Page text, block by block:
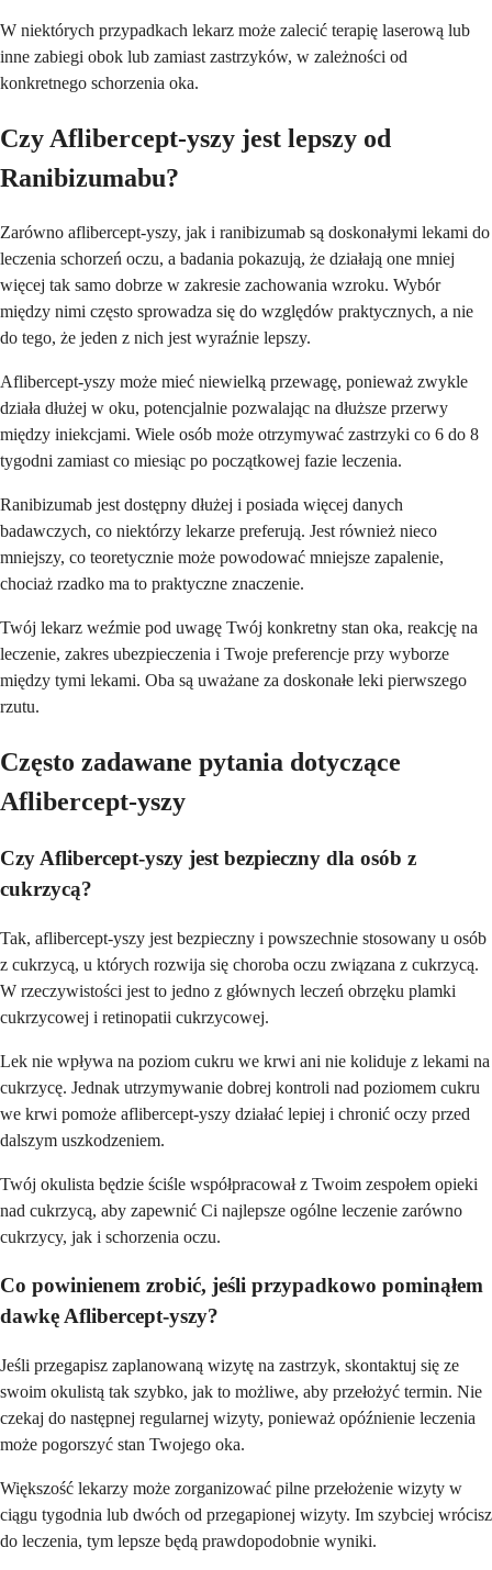
W niektórych przypadkach lekarz może zalecić terapię laserową lub
inne zabiegi obok lub zamiast zastrzyków, w zależności od
konkretnego schorzenia oka.
Czy Aflibercept-yszy jest lepszy od
Ranibizumabu?
Zarówno aflibercept-yszy, jak i ranibizumab są doskonałymi lekami do
leczenia schorzeń oczu, a badania pokazują, że działają one mniej
więcej tak samo dobrze w zakresie zachowania wzroku. Wybór
między nimi często sprowadza się do względów praktycznych, a nie
do tego, że jeden z nich jest wyraźnie lepszy.
Aflibercept-yszy może mieć niewielką przewagę, ponieważ zwykle
działa dłużej w oku, potencjalnie pozwalając na dłuższe przerwy
między iniekcjami. Wiele osób może otrzymywać zastrzyki co 6 do 8
tygodni zamiast co miesiąc po początkowej fazie leczenia.
Ranibizumab jest dostępny dłużej i posiada więcej danych
badawczych, co niektórzy lekarze preferują. Jest również nieco
mniejszy, co teoretycznie może powodować mniejsze zapalenie,
chociaż rzadko ma to praktyczne znaczenie.
Twój lekarz weźmie pod uwagę Twój konkretny stan oka, reakcję na
leczenie, zakres ubezpieczenia i Twoje preferencje przy wyborze
między tymi lekami. Oba są uważane za doskonałe leki pierwszego
rzutu.
Często zadawane pytania dotyczące
Aflibercept-yszy
Czy Aflibercept-yszy jest bezpieczny dla osób z
cukrzycą?
Tak, aflibercept-yszy jest bezpieczny i powszechnie stosowany u osób
z cukrzycą, u których rozwija się choroba oczu związana z cukrzycą.
W rzeczywistości jest to jedno z głównych leczeń obrzęku plamki
cukrzycowej i retinopatii cukrzycowej.
Lek nie wpływa na poziom cukru we krwi ani nie koliduje z lekami na
cukrzycę. Jednak utrzymywanie dobrej kontroli nad poziomem cukru
we krwi pomoże aflibercept-yszy działać lepiej i chronić oczy przed
dalszym uszkodzeniem.
Twój okulista będzie ściśle współpracował z Twoim zespołem opieki
nad cukrzycą, aby zapewnić Ci najlepsze ogólne leczenie zarówno
cukrzycy, jak i schorzenia oczu.
Co powinienem zrobić, jeśli przypadkowo pominąłem
dawkę Aflibercept-yszy?
Jeśli przegapisz zaplanowaną wizytę na zastrzyk, skontaktuj się ze
swoim okulistą tak szybko, jak to możliwe, aby przełożyć termin. Nie
czekaj do następnej regularnej wizyty, ponieważ opóźnienie leczenia
może pogorszyć stan Twojego oka.
Większość lekarzy może zorganizować pilne przełożenie wizyty w
ciągu tygodnia lub dwóch od przegapionej wizyty. Im szybciej wrócisz
do leczenia, tym lepsze będą prawdopodobnie wyniki.